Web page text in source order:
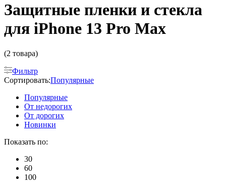
Защитные пленки и стекла
для iPhone 13 Pro Max
(2 товара)
Фильтр
Сортировать:Популярные
Популярные
От недорогих
От дорогих
Новинки
Показать по:
30
60
100